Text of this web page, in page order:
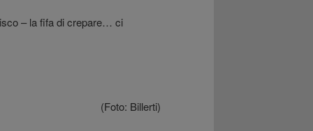
– la fifa di crepare… ci
(Foto: Billerti)